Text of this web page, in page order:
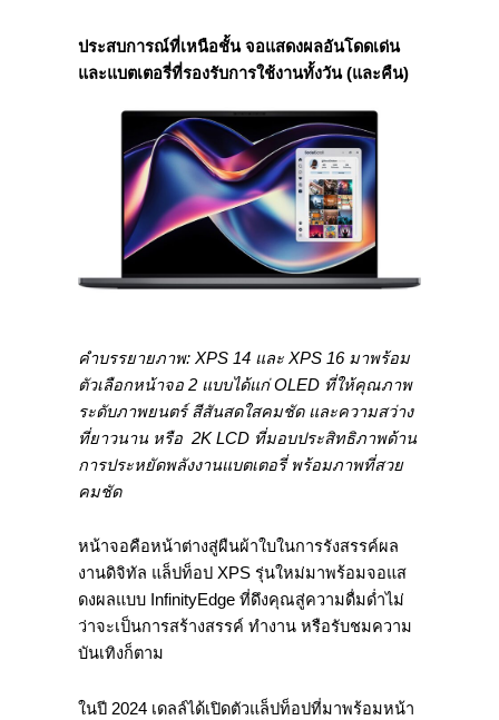
ประสบการณ์ที่เหนือชั้น จอแสดงผลอันโดดเด่น
และแบตเตอรี่ที่รองรับการใช้งานทั้งวัน (และคืน)
คำบรรยายภาพ: XPS 14 และ XPS 16 มาพร้อม
ตัวเลือกหน้าจอ 2 แบบได้แก่ OLED ที่ให้คุณภาพ
ระดับภาพยนตร์ สีสันสดใสคมชัด และความสว่าง
ที่ยาวนาน หรือ 2K LCD ที่มอบประสิทธิภาพด้าน
การประหยัดพลังงานแบตเตอรี่ พร้อมภาพที่สวย
คมชัด
หน้าจอคือหน้าต่างสู่ผืนผ้าใบในการรังสรรค์ผล
งานดิจิทัล แล็ปท็อป XPS รุ่นใหม่มาพร้อมจอแส
ดงผลแบบ InfinityEdge ที่ดึงคุณสู่ความดื่มด่ำไม่
ว่าจะเป็นการสร้างสรรค์ ทำงาน หรือรับชมความ
บันเทิงก็ตาม
ในปี 2024 เดลล์ได้เปิดตัวแล็ปท็อปที่มาพร้อมหน้า